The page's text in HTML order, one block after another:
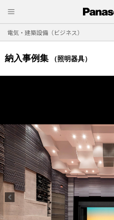
電気・建築設備（ビジネス）
納入事例集 （照明器具）